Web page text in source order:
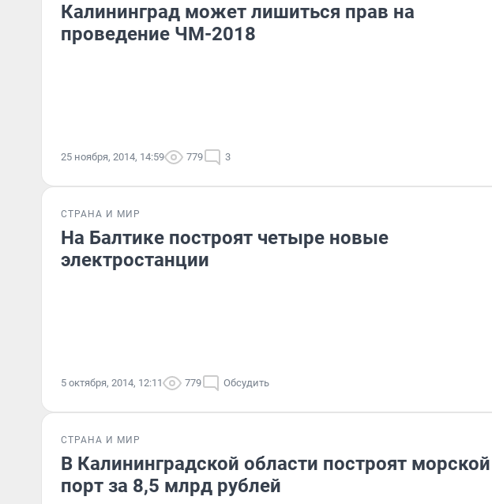
Калининград может лишиться прав на
проведение ЧМ-2018
25 ноября, 2014, 14:59 779 3
СТРАНА И МИР
На Балтике построят четыре новые
электростанции
5 октября, 2014, 12:11 779 Обсудить
СТРАНА И МИР
В Калининградской области построят морской
порт за 8,5 млрд рублей